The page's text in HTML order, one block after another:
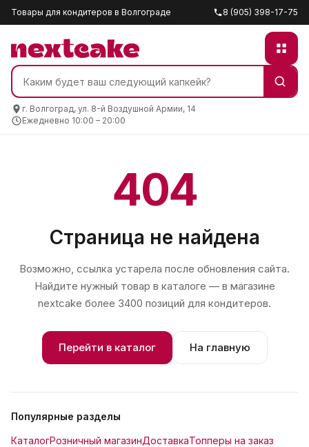
Товары для кондитеров в Волгограде 8 (905) 398-17-75
г. Волгоград, ул. 8-й Воздушной Армии, 14
Ежедневно 10:00 – 20:00
404
Страница не найдена
Возможно, ссылка устарела после обновления сайта.
Найдите нужный товар в каталоге — в магазине
nextcake более 3400 позиций для кондитеров.
Перейти в каталог На главную
Популярные разделы
КаталогРозничный магазинДоставкаТопперы на заказ